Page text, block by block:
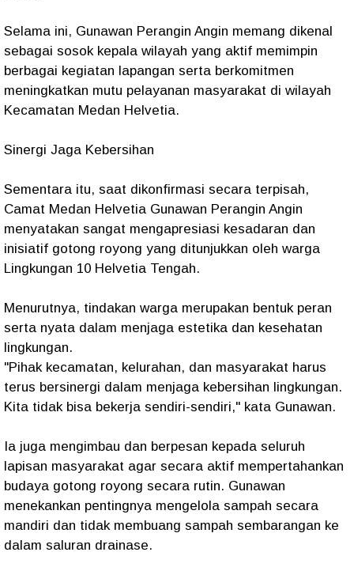
Selama ini, Gunawan Perangin Angin memang dikenal
sebagai sosok kepala wilayah yang aktif memimpin
berbagai kegiatan lapangan serta berkomitmen
meningkatkan mutu pelayanan masyarakat di wilayah
Kecamatan Medan Helvetia.
Sinergi Jaga Kebersihan
Sementara itu, saat dikonfirmasi secara terpisah,
Camat Medan Helvetia Gunawan Perangin Angin
menyatakan sangat mengapresiasi kesadaran dan
inisiatif gotong royong yang ditunjukkan oleh warga
Lingkungan 10 Helvetia Tengah.
Menurutnya, tindakan warga merupakan bentuk peran
serta nyata dalam menjaga estetika dan kesehatan
lingkungan.
"Pihak kecamatan, kelurahan, dan masyarakat harus
terus bersinergi dalam menjaga kebersihan lingkungan.
Kita tidak bisa bekerja sendiri-sendiri," kata Gunawan.
Ia juga mengimbau dan berpesan kepada seluruh
lapisan masyarakat agar secara aktif mempertahankan
budaya gotong royong secara rutin. Gunawan
menekankan pentingnya mengelola sampah secara
mandiri dan tidak membuang sampah sembarangan ke
dalam saluran drainase.